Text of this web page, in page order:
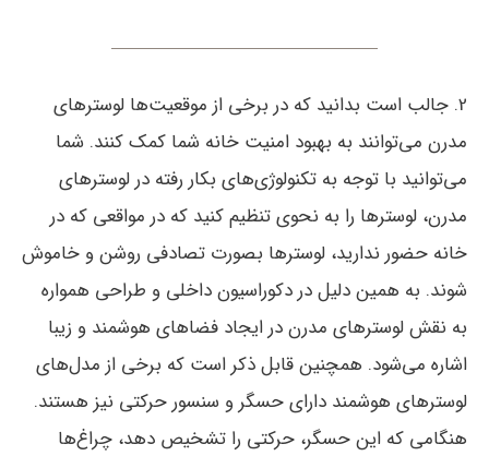
2. جالب است بدانید که در برخی از موقعیت‌ها لوسترهای
مدرن می‌توانند به بهبود امنیت خانه شما کمک کنند. شما
می‌توانید با توجه به تکنولوژی‌های بکار رفته در لوسترهای
مدرن، لوسترها را به نحوی تنظیم کنید که در مواقعی که در
خانه حضور ندارید، لوسترها بصورت تصادفی روشن و خاموش
شوند. به همین دلیل در دکوراسیون داخلی و طراحی همواره
به نقش لوسترهای مدرن در ایجاد فضاهای هوشمند و زیبا
اشاره می‌شود. همچنین قابل ذکر است که برخی از مدل‌های
لوسترهای هوشمند دارای حسگر و سنسور حرکتی نیز هستند.
هنگامی که این حسگر، حرکتی را تشخیص دهد، چراغ‌ها